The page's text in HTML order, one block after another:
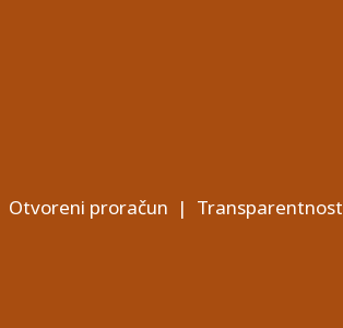
Otvoreni proračun | Transparentnost